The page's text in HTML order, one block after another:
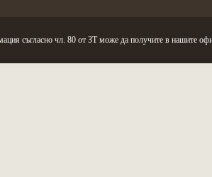
съгласно чл. 80 от ЗТ може да получите в нашите